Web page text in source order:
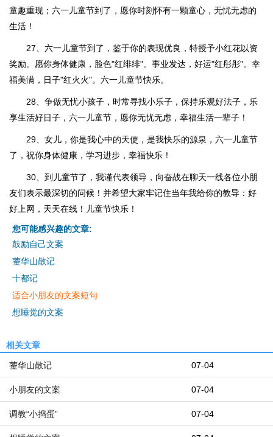
童趣重现；六一儿童节到了，愿你时刻怀有一颗童心，无忧无虑的
生活！
27、六一儿童节到了，鉴于你的表现优良，特授予小红花以资
奖励。愿你身体健康，脸色"红绯绯"。事业发达，好运"红彤彤"。幸
福美满，日子"红火火"。六一儿童节快乐。
28、争做无忧小孩子，时常寻找小乐子，保持乐观好法子，乐
享生活好日子，六一儿童节，愿你无忧无虑，幸福生活一辈子！
29、女儿，你是我心中的天使，是我快乐的源泉，六一儿童节
了，祝你身体健康，学习进步，幸福快乐！
30、到儿童节了，我谨代表领导，向奋战在聊天一线各位小朋
友们表示最深切的问候！并希望大家牢记住当年我给你的教导：好
好上网，天天在线！儿童节快乐！
您可能感兴趣的文章:
鼓励自己文案
蓥华山散记
十都记
适合小朋友的文案短句
想睡觉的文案
相关文章
07-04
蓥华山散记
07-04
小朋友的文案
07-04
调教“小捣蛋”